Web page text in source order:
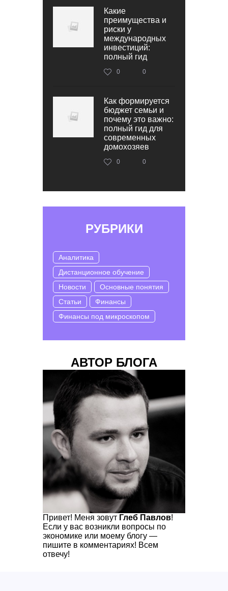
Какие
преимущества и
риски у
международных
инвестиций:
полный гид
0 0
Как формируется
бюджет семьи и
почему это важно:
полный гид для
современных
домохозяев
0 0
РУБРИКИ
Аналитика
Дистанционное обучение
Новости
Основные понятия
Статьи
Финансы
Финансы под микроскопом
АВТОР БЛОГА
Привет! Меня зовут Глеб Павлов!
Если у вас возникли вопросы по
экономике или моему блогу —
пишите в комментариях! Всем
отвечу!